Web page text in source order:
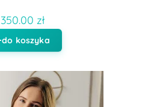
350.00 zł
do koszyka